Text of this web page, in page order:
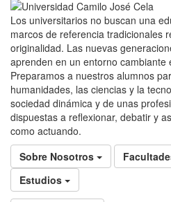
Los universitarios no buscan una
marcos de referencia tradicionales
originalidad. Las nuevas
aprenden en un entorno cambiante
Preparamos a nuestros alumnos
humanidades, las ciencias y la
sociedad dinámica y de unas
dispuestas a reflexionar, debatir y
como actuando.
Sobre Nosotros
Estudios